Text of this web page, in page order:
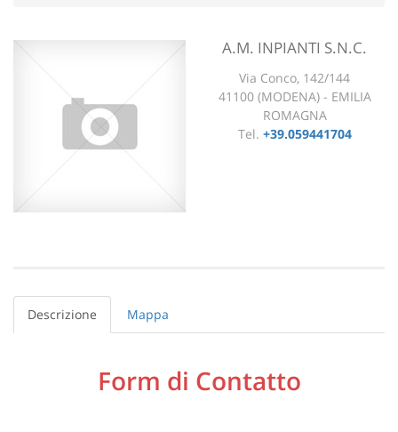
A.M. INPIANTI S.N.C.
Via Conco, 142/144
41100 (MODENA) - EMILIA
ROMAGNA
Tel. +39.059441704
Descrizione Mappa
Form di Contatto